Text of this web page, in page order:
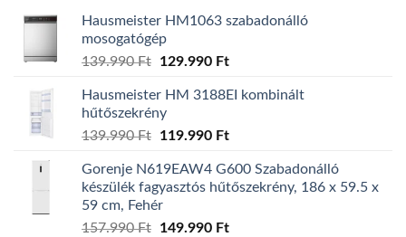
Hausmeister HM1063 szabadonálló
mosogatógép
139.990Ft
Original
was:
139.990 Ft.
129.990 FtCurrent
is:
Hausmeister HM 3188EI kombinált
hűtőszekrény
139.990Ft
Original
was:
139.990 Ft.
119.990 FtCurrent
is:
119.990 Ft.
Gorenje N619EAW4 G600 Szabadonálló
készülék fagyasztós hűtőszekrény, 186 x 59.5 x
59 cm, Fehér
157.990Ft
Original
149.990 FtCurrent